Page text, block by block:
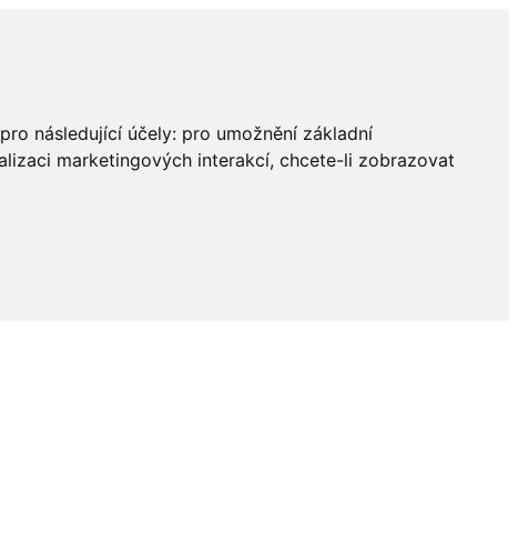
následující účely: pro umožnění základní
marketingových interakcí, chcete-li zobrazovat